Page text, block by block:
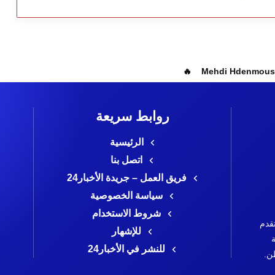
Mehdi Hdenmous réinvente la
روابط سريعة
الرئيسية
اتصل بنا
فريق العمل – جريدة الأخبار24
سياسة الخصوصية
شروط الاستخدام
للإشهار
للنشر في الأخبار24